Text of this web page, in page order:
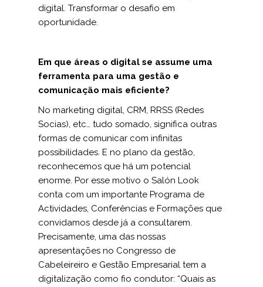
digital. Transformar o desafio em
oportunidade.
Em que áreas o digital se assume uma
ferramenta para uma gestão e
comunicação mais eficiente?
No marketing digital, CRM, RRSS (Redes
Socias), etc… tudo somado, significa outras
formas de comunicar com infinitas
possibilidades. E no plano da gestão,
reconhecemos que há um potencial
enorme. Por esse motivo o Salón Look
conta com um importante Programa de
Actividades, Conferências e Formações que
convidamos desde já a consultarem.
Precisamente, uma das nossas
apresentações no Congresso de
Cabeleireiro e Gestão Empresarial tem a
digitalização como fio condutor: “Quais as